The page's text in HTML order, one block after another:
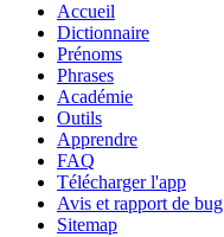
Accueil
Dictionnaire
Prénoms
Phrases
Académie
Outils
Apprendre
FAQ
Télécharger l'app
Avis et rapport de bug
Sitemap